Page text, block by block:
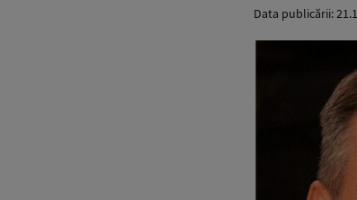
Data publicării: